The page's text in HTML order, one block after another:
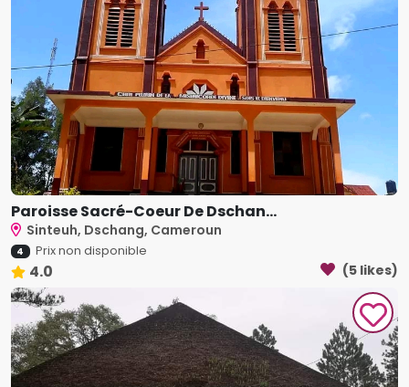
Paroisse Sacré-Coeur De Dschan...
Sinteuh, Dschang, Cameroun
4 Prix non disponible
4.0 (5 likes)